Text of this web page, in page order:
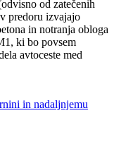
od zatečenih
predoru izvajajo
in notranja obloga
ki bo povsem
avtoceste med